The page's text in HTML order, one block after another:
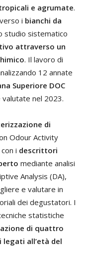
e agrumate.
i bianchi da
studio sistematico
attraverso un
. Il lavoro di
12 annate
Superiore DOC
nel 2023.
di
Odour Activity
i descrittori
mediante analisi
Analysis (DA),
e valutare in
dei degustatori. I
statistiche
di quattro
all’età del